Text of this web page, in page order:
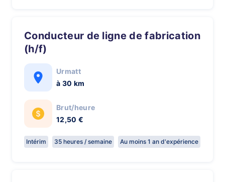
Conducteur de ligne de fabrication
(h/f)
Urmatt
à 30 km
Brut/heure
12,50 €
Intérim 35 heures / semaine Au moins 1 an d'expérience